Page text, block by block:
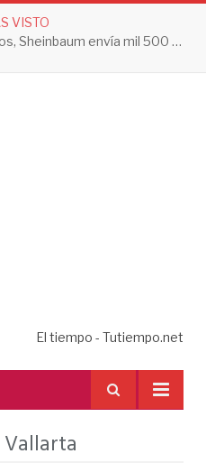
VISTO
El tiempo - Tutiempo.net